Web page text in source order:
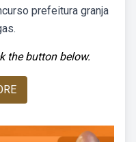
prefeitura granja
the button below.